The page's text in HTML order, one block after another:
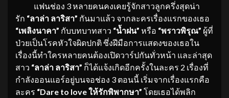
แฟนช่อง 3 หลายคนคงเคยรู้จักสาวลูกครึ่งสุดน่า
รัก “ลาล่า ลาริสา” กันมาแล้ว จากละครเรื่องแรกของเธอ
“เพลิงนาคา” กับบทบาทสาว “น้ำฝน” หรือ “พราวพิรุณ” ผู้ที่
ป่วยเป็นโรคหัวใจผิดปกติ ซึ่งฝีมือการแสดงของเธอใน
เรื่องนี้ทำใครหลายคนต้องเปิดวาร์ปกันทั่วหน้า และล่าสุด
สาว “ลาล่า ลาริสา” ก็ได้แจ้งเกิดอีกครั้งในละคร 2 เรื่องที่
กำลังออนแอร์อยู่บนจอช่อง 3 ตอนนี้ เริ่มจากเรื่องแรกคือ
ละคร “Dare to love ให้รักพิพากษา” โดยเธอได้พลิก